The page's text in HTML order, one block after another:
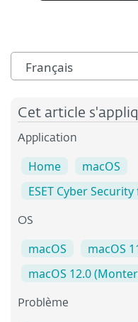
Français
Cet article
Application
Home
macOS
ESET Cyber
OS
macOS
macOS
macOS 12.0
Problème